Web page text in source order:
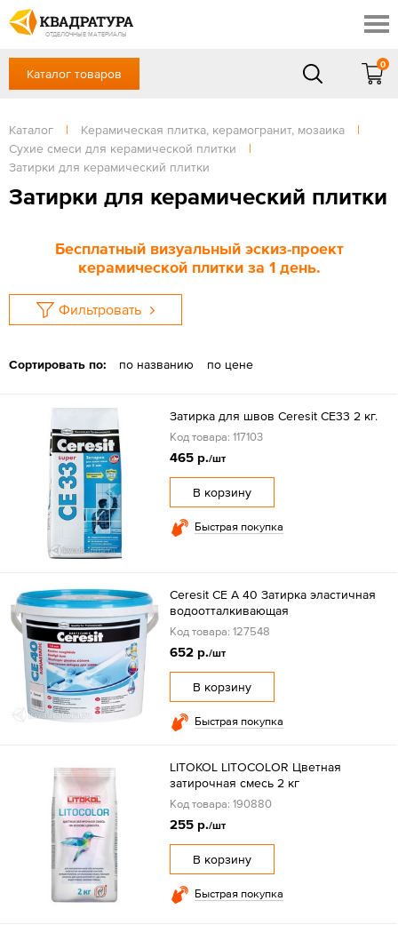
ОТДЕЛОЧНЫЕ МАТЕРИАЛЫ
Профи
Контакты
Доставка и оплата
Выставочный зал
Готовые решения
Отзывы
+7 (383) 209-98-97
Сб, Вс — выходной
ЗАКАЗАТЬ ЗВОНОК
Вход / Регистрация
Каталог товаров
0
Каталог | Керамическая плитка, керамогранит, мозаика
|
Сухие смеси для керамической плитки
|
Затирки для керамический плитки
Затирки для керамический плитки
Бесплатный визуальный эскиз-проект
керамической плитки за 1 день.
Фильтровать
Сортировать по: по названию по цене
Затирка для швов Ceresit CE33 2 кг.
Код товара: 117103
465 р./шт
В корзину
Быстрая покупка
Ceresit CE А 40 Затирка эластичная
водоотталкивающая
Код товара: 127548
652 р./шт
В корзину
Быстрая покупка
LITOKOL LITOCOLOR Цветная
затирочная смесь 2 кг
Код товара: 190880
255 р./шт
В корзину
Быстрая покупка